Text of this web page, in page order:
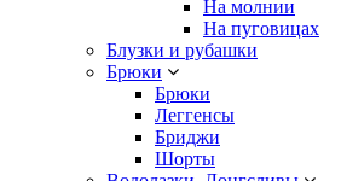
На молнии
На пуговицах
Блузки и рубашки
Брюки
Брюки
Леггенсы
Бриджи
Шорты